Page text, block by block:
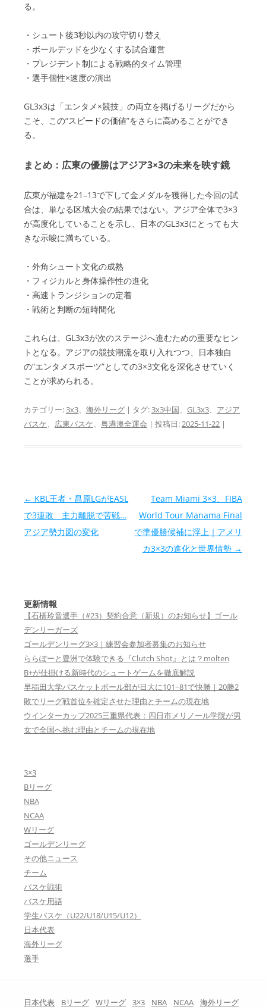
る。
・シュート後3秒以内の攻守切り替え
・ボールデッドを少なくする試合運営
・プレジデント制による戦略的タイム管理
・選手個性×速度の演出
GL3x3は「エンタメ×競技」の両立を掲げるリーグだから
こそ、この“スピードの価値”をさらに高めることができ
る。
まとめ：広東の優勝はアジア3×3の未来を映す鏡
広東が福建を21–13で下して金メダルを獲得した今回の試
合は、単なる区域大会の結果ではない。アジア全体で3×3
が高度化していることを示し、日本のGL3x3にとっても大
きな示唆に満ちている。
・外角シュート文化の成熟
・フィジカルと身体操作性の進化
・高速トランジションの定着
・戦術と判断の短時間化
これらは、GL3x3が次のステージへ進むための重要なヒン
トとなる。アジアの競技潮流を取り入れつつ、日本独自
の“エンタメスポーツ”としての3×3文化を深化させていく
ことが求められる。
カテゴリー:3x3、 海外リーグ | タグ:3x3中国、 GL3x3、 アジア
バスケ、 広東バスケ、 粤港澳全運会 | 投稿日:2025-11-22 |
投稿ナビゲーション
← KBL王者・昌原LGがEASL
で3連敗 主力離脱で苦戦…
アジア勢力図の変化
Team Miami 3×3、FIBA
World Tour Manama Final
で準優勝候補に浮上｜アメリ
カ3×3の進化と世界情勢 →
更新情報
【石橋玲音選手（#23）契約合意（新規）のお知らせ】ゴール
デンリーガーズ
ゴールデンリーグ3×3｜練習会参加者募集のお知らせ
ららぽーと豊洲で体験できる『Clutch Shot』とは？molten
B+が仕掛ける新時代のシュートゲームを徹底解説
早稲田大学バスケットボール部が日大に101−81で快勝｜20勝2
敗でリーグ戦首位を確定させた理由とチームの現在地
ウインターカップ2025三重県代表：四日市メリノール学院が男
女で全国へ挑む理由とチームの現在地
3×3
Bリーグ
NBA
NCAA
Wリーグ
ゴールデンリーグ
その他ニュース
チーム
バスケ戦術
バスケ用語
学生バスケ（U22/U18/U15/U12）
日本代表
海外リーグ
選手
日本代表 Bリーグ Wリーグ 3×3 NBA NCAA 海外リーグ